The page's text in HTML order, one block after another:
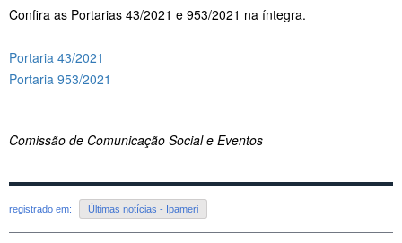
Confira as Portarias 43/2021 e 953/2021 na íntegra.
Portaria 43/2021
Portaria 953/2021
Comissão de Comunicação Social e Eventos
registrado em: Últimas notícias - Ipameri